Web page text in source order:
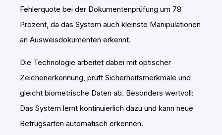
Fehlerquote bei der Dokumentenprüfung um 78
Prozent, da das System auch kleinste Manipulationen
an Ausweisdokumenten erkennt.
Die Technologie arbeitet dabei mit optischer
Zeichenerkennung, prüft Sicherheitsmerkmale und
gleicht biometrische Daten ab. Besonders wertvoll:
Das System lernt kontinuierlich dazu und kann neue
Betrugsarten automatisch erkennen.